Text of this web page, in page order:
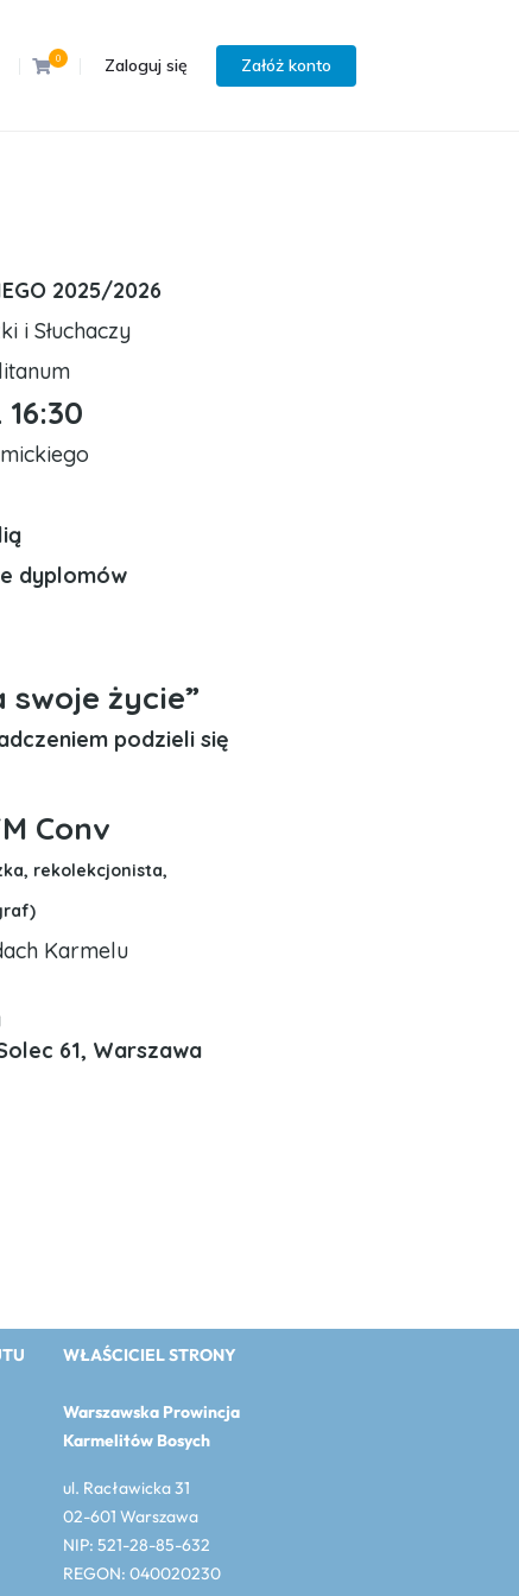
0 Zaloguj się Załóż konto
2025/2026
i Słuchaczy
16:30
dyplomów
swoje życie”
podzieli się
Conv
rekolekcjonista,
Karmelu
61, Warszawa
WŁAŚCICIEL STRONY
Warszawska Prowincja
Karmelitów Bosych
ul. Racławicka 31
02-601 Warszawa
NIP: 521-28-85-632
REGON: 040020230